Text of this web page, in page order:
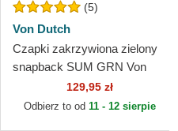
(5)
Von Dutch
Czapki zakrzywiona zielony
snapback SUM GRN Von
129,95 zł
Odbierz to od 11 - 12 sierpie